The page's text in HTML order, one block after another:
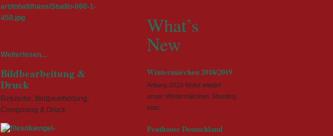
Weiterlesen...
Bildbearbeitung &
Druck
Retusche, Bildbearbeitung,
Composing & Druck
What’s
New
Wintermärchen 2018/2019
Anfang 2019 findet wieder
unser Wintermärchen Shooting
statt.
Penthouse Deutschland